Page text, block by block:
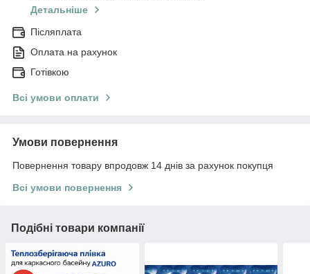
Детальніше
Післяплата
Оплата на рахунок
Готівкою
Всі умови оплати
Умови повернення
Повернення товару впродовж 14 днів за рахунок покупця
Всі умови повернення
Подібні товари компанії